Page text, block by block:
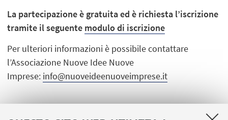
La partecipazione è gratuita ed è richiesta l’iscrizione
tramite il seguente modulo di iscrizione
Per ulteriori informazioni è possibile contattare
l’Associazione Nuove Idee Nuove
Imprese: info@nuoveideenuoveimprese.it